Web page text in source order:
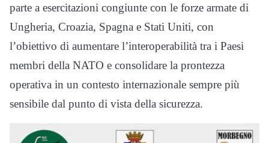
parte a esercitazioni congiunte con le forze armate di
Ungheria, Croazia, Spagna e Stati Uniti, con
l’obiettivo di aumentare l’interoperabilità tra i Paesi
membri della NATO e consolidare la prontezza
operativa in un contesto internazionale sempre più
sensibile dal punto di vista della sicurezza.